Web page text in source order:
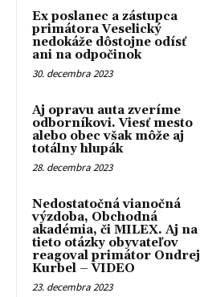
Ex poslanec a zástupca
primátora Veselický
nedokáže dôstojne odísť
ani na odpočinok
30. decembra 2023
Aj opravu auta zveríme
odborníkovi. Viesť mesto
alebo obec však môže aj
totálny hlupák
28. decembra 2023
Nedostatočná vianočná
výzdoba, Obchodná
akadémia, či MILEX. Aj na
tieto otázky obyvateľov
reagoval primátor Ondrej
Kurbel – VIDEO
23. decembra 2023